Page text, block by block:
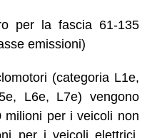
per la fascia 61-135
emissioni)
(categoria L1e,
L6e, L7e) vengono
milioni per i veicoli non